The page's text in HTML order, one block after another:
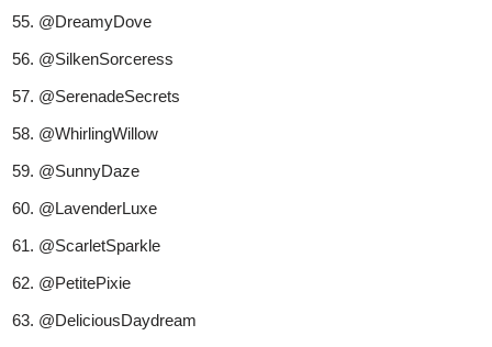
@DreamyDove
@SilkenSorceress
@SerenadeSecrets
@WhirlingWillow
@SunnyDaze
@LavenderLuxe
@ScarletSparkle
@PetitePixie
@DeliciousDaydream